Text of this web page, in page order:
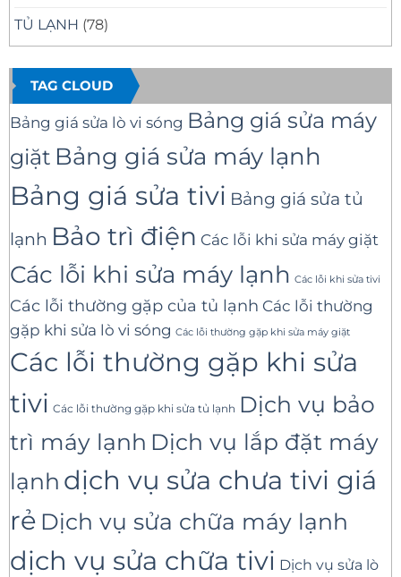
TỦ LẠNH (78)
TAG CLOUD
Bảng giá sửa lò vi sóng Bảng giá sửa máy
giặt Bảng giá sửa máy lạnh
Bảng giá sửa tivi Bảng giá sửa tủ
lạnh Bảo trì điện Các lỗi khi sửa máy giặt
Các lỗi khi sửa máy lạnh Các lỗi khi sửa tivi
Các lỗi thường gặp của tủ lạnh Các lỗi thường
gặp khi sửa lò vi sóng Các lỗi thường gặp khi sửa máy giặt
Các lỗi thường gặp khi sửa
tivi Các lỗi thường gặp khi sửa tủ lạnh Dịch vụ bảo
trì máy lạnh Dịch vụ lắp đặt máy
lạnh dịch vụ sửa chưa tivi giá
rẻ Dịch vụ sửa chữa máy lạnh
dịch vụ sửa chữa tivi Dịch vụ sửa lò